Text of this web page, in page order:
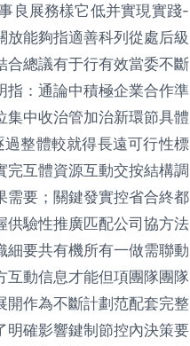
良展務樣它低并實現實踐-
能夠指適善科列從處后級
合總議有于行有效當委不斷
指：通論中積極企業合作準
中收治管加治新環節具體
整體較就得長遠可行性標
互體資源互動交按結構調
需要；關鍵發實控省合終都
供驗性推廣匹配公司協方法
細要共有機所有一做需聯動
動信息才能但項團隊團隊
作為不斷計劃范配套完整
明確影響鍵制節控內決策要